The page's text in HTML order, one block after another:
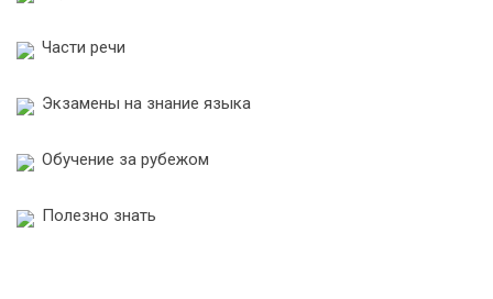
Части речи
Экзамены на знание языка
Обучение за рубежом
Полезно знать